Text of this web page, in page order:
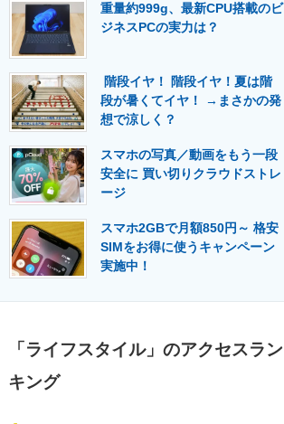
専門メディア 建設×テクノロジーの最前線
重量約999g、最新CPU搭載のビ
ジネスPCの実力は？
階段イヤ！ 階段イヤ！夏は階
段が暑くてイヤ！ →まさかの発
想で涼しく？
スマホの写真／動画をもう一段
安全に 買い切りクラウドストレ
ージ
スマホ2GBで月額850円～ 格安
SIMをお得に使うキャンペーン
実施中！
「ライフスタイル」のアクセスラン
キング